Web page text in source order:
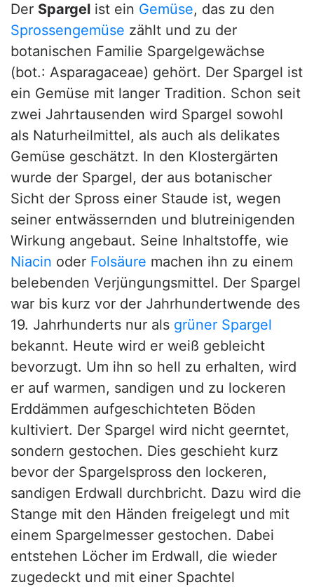
Der Spargel ist ein Gemüse, das zu den
Sprossengemüse zählt und zu der
botanischen Familie Spargelgewächse
(bot.: Asparagaceae) gehört. Der Spargel ist
ein Gemüse mit langer Tradition. Schon seit
zwei Jahrtausenden wird Spargel sowohl
als Naturheilmittel, als auch als delikates
Gemüse geschätzt. In den Klostergärten
wurde der Spargel, der aus botanischer
Sicht der Spross einer Staude ist, wegen
seiner entwässernden und blutreinigenden
Wirkung angebaut. Seine Inhaltstoffe, wie
Niacin oder Folsäure machen ihn zu einem
belebenden Verjüngungsmittel. Der Spargel
war bis kurz vor der Jahrhundertwende des
19. Jahrhunderts nur als grüner Spargel
bekannt. Heute wird er weiß gebleicht
bevorzugt. Um ihn so hell zu erhalten, wird
er auf warmen, sandigen und zu lockeren
Erddämmen aufgeschichteten Böden
kultiviert. Der Spargel wird nicht geerntet,
sondern gestochen. Dies geschieht kurz
bevor der Spargelspross den lockeren,
sandigen Erdwall durchbricht. Dazu wird die
Stange mit den Händen freigelegt und mit
einem Spargelmesser gestochen. Dabei
entstehen Löcher im Erdwall, die wieder
zugedeckt und mit einer Spachtel